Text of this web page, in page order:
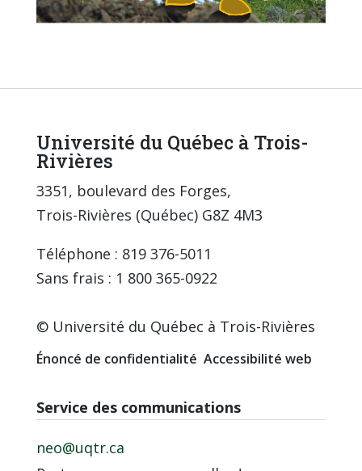
Université du Québec à Trois-
Rivières
3351, boulevard des Forges,
Trois-Rivières (Québec) G8Z 4M3
Téléphone : 819 376-5011
Sans frais : 1 800 365-0922
© Université du Québec à Trois-Rivières
Énoncé de confidentialité Accessibilité web
Service des communications
neo@uqtr.ca